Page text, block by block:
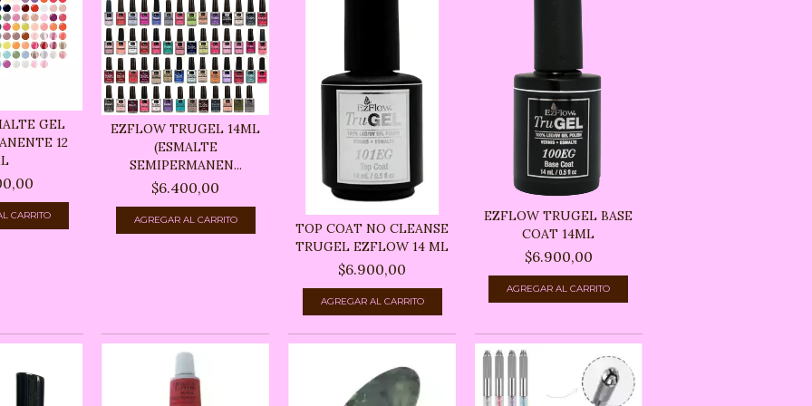
GEL
12
EZFLOW TRUGEL 14ML
(ESMALTE
SEMIPERMANEN...
$6.400,00
TOP COAT NO CLEANSE
TRUGEL EZFLOW 14 ML
$6.900,00
EZFLOW TRUGEL BASE
COAT 14ML
$6.900,00